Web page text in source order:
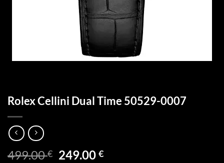
Rolex Cellini Dual Time 50529-0007
499.00€ Ursprünglicher
249.00€Aktueller